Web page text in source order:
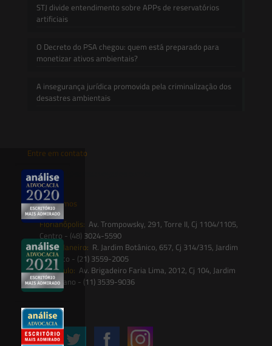
STJ divide entendimento sobre APPs de reservatórios
artificiais
O Decreto do PSA chegou: quem está preparado para
monetizar ativos ambientais?
A insegurança jurídica promovida pela criminalização dos
desastres ambientais
Entre em contato
contato@saesadvogados.com.br
Onde estamos
Florianópolis: Av. Trompowsky, 291, Torre II, Cj 1104/1105,
Centro - (48) 3024-5590
Rio de Janeiro: R. Jardim Botânico, 657, Cj 314/315, Jardim
Botânico - (21) 3559-2005
São Paulo: Av. Brigadeiro Faria Lima, 2012, Cj 104, Jardim
Paulistano - (11) 3539-9036
Siga-nos